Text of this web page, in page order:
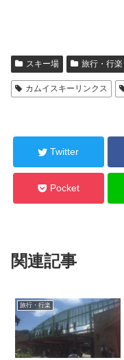
スキー場 旅行・行楽
カムイスキーリンクス
Twitter
Pocket
関連記事
旅行・行楽